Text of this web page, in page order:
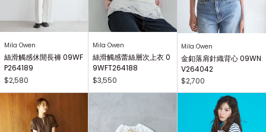
Mila Owen
絲滑觸感休閒長褲 09WF
P264189
$2,580
Mila Owen
絲滑觸感蕾絲層次上衣 0
9WFT264188
$3,550
Mila Owen
金釦落肩針織背心 09WN
V264042
$2,700